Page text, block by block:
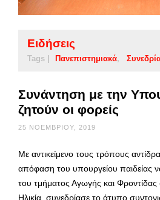
Ειδήσεις
Tags | Πανεπιστημιακά
Συνάντηση με την
ζητούν οι φορείς
25 ΝΟΕΜΒΡΊΟΥ, 2019
Με αντικείμενο τους τρόπους
απόφαση του υπουργείου παιδείας να
του τμήματος Αγωγής και
Ηλικία συνεδρίασε το άτυπο